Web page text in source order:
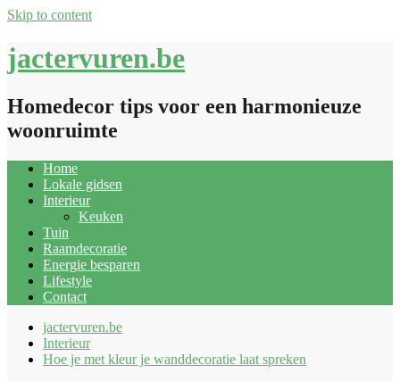
Skip to content
jactervuren.be
Homedecor tips voor een harmonieuze
woonruimte
Home
Lokale gidsen
Interieur
Keuken
Tuin
Raamdecoratie
Energie besparen
Lifestyle
Contact
jactervuren.be
Interieur
Hoe je met kleur je wanddecoratie laat spreken